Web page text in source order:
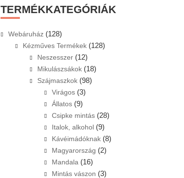
TERMÉKKATEGÓRIÁK
Webáruház (128)
Kézműves Termékek (128)
Neszesszer (12)
Mikulászsákok (18)
Szájmaszkok (98)
Virágos (3)
Állatos (9)
Csipke mintás (28)
Italok, alkohol (9)
Kávéimádóknak (8)
Magyarország (2)
Mandala (16)
Mintás vászon (3)